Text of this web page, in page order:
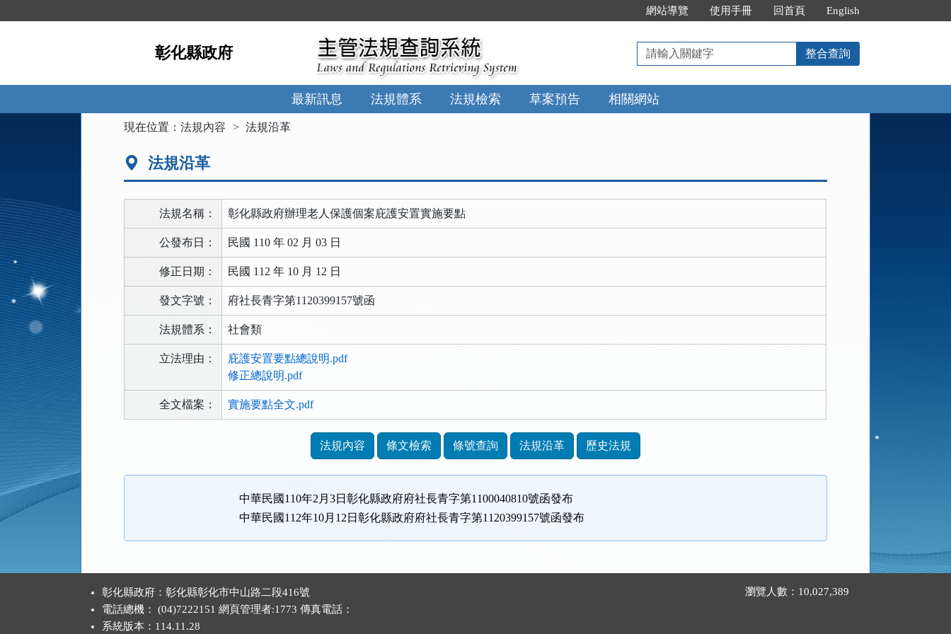
到
網站導覽 使用手冊 回首頁 English
彰化縣政府
請
輸
入
關
鍵
整合查詢
最新訊息 法規體系 法規檢索 草案預告 相關網站
現在位置：法規內容 法規沿革
法規沿革
法規名稱： 彰化縣政府辦理老人保護個案庇護安置實施要點
公發布日： 民國 110 年 02 月 03 日
修正日期： 民國 112 年 10 月 12 日
發文字號： 府社長青字第1120399157號函
法規體系： 社會類
立法理由：
庇護安置要點總說明.pdf
修正總說明.pdf
全文檔案： 實施要點全文.pdf
功
區
法規內容 條文檢索 條號查詢 法規沿革 歷史法規
中華民國110年2月3日彰化縣政府府社長青字第1100040810號函發布
中華民國112年10月12日彰化縣政府府社長青字第1120399157號函發布
彰化縣政府：彰化縣彰化市中山路二段416號
電話總機： (04)7222151 網頁管理者:1773 傳真電話：
系統版本： 114.11.28
瀏覽人數：10,027,389